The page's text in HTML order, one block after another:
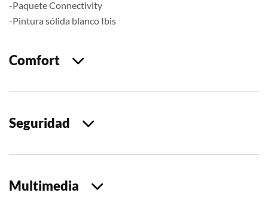
-Paquete Connectivity
-Pintura sólida blanco Ibis
Comfort
Seguridad
Multimedia